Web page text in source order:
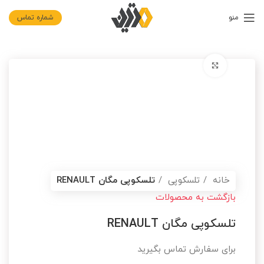
منو شماره تماس
خانه تلسکوپی
تلسکوپی مگان RENAULT
بازگشت به محصولات
تلسکوپی مگان RENAULT
برای سفارش تماس بگیرید